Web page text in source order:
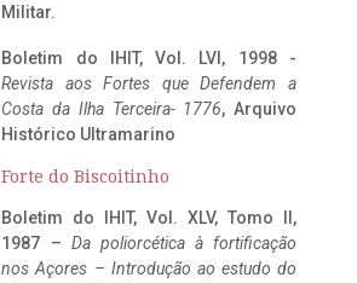
Militar.
Boletim do IHIT, Vol. LVI, 1998 -
Revista aos Fortes que Defendem a
Costa da Ilha Terceira- 1776, Arquivo
Histórico Ultramarino
Forte do Biscoitinho
Boletim do IHIT, Vol. XLV, Tomo II,
1987 – Da poliorcética à fortificação
nos Açores – Introdução ao estudo do